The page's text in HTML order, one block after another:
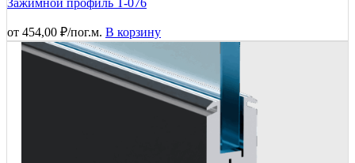
от 454,00 ₽/пог.м. В корзину